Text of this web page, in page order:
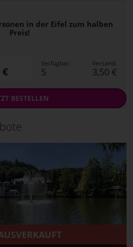
in der Eifel zum halben
Preis!
€
Verfügbar:
5
Versand:
3,50 €
BESTELLEN